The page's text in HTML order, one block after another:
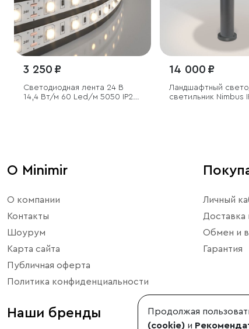
3 250 ₽
Светодиодная лента 24 В
14,4 Вт/м 60 Led/м 5050 IP20,
14 000 ₽
Ландшафтный
светильник Nimbus
О Minimir
О компании
Контакты
Шоурум
Карта сайта
Публичная оферта
Политика конфиденциальности
Личный
Доставка
Обмен и
Гарантия
Наши бренды Продолжая
(cookie) и